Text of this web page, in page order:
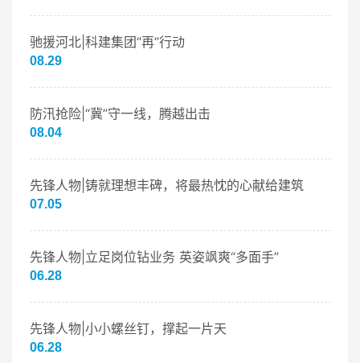
驰援河北|科建集团“再”行动
08.29
防汛抢险|“冀”守一线，腾越出击
08.04
先锋人物|铸就理想丰碑，将最热忱的心献给建筑
07.05
先锋人物|立足岗位钻业务 英姿飒爽“多面手”
06.28
先锋人物|小小螺丝钉，撑起一片天
06.28